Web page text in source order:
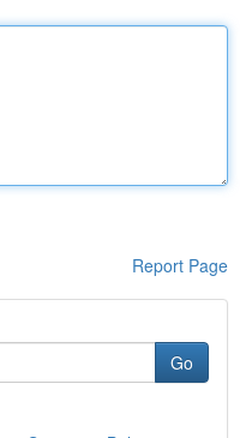
Report Page
Go